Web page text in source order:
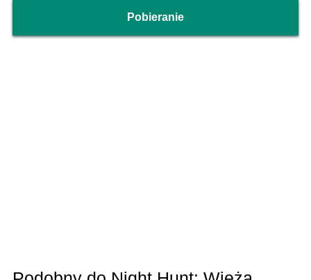
Pobieranie